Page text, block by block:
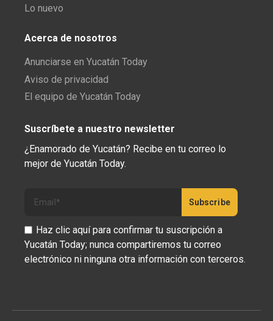
Lo nuevo
Acerca de nosotros
Anunciarse en Yucatán Today
Aviso de privacidad
El equipo de Yucatán Today
Suscríbete a nuestro newsletter
¿Enamorado de Yucatán? Recibe en tu correo lo
mejor de Yucatán Today.
Haz clic aquí para confirmar tu suscripción a
Yucatán Today; nunca compartiremos tu correo
electrónico ni ninguna otra información con terceros.